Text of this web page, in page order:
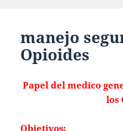
manejo
Opioides
Papel del medico
los
Objetivos: